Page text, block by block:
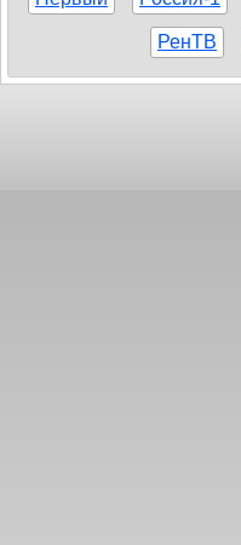
РенТВ